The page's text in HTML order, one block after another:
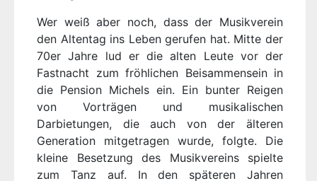
Wer weiß aber noch, dass der Musikverein
den Altentag ins Leben gerufen hat. Mitte der
70er Jahre lud er die alten Leute vor der
Fastnacht zum fröhlichen Beisammensein in
die Pension Michels ein. Ein bunter Reigen
von Vorträgen und musikalischen
Darbietungen, die auch von der älteren
Generation mitgetragen wurde, folgte. Die
kleine Besetzung des Musikvereins spielte
zum Tanz auf. In den späteren Jahren